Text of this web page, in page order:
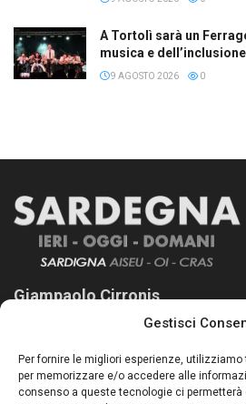
Gestisci
Per fornire le migliori esperienze,
per memorizzare e/o accedere alle
consenso a queste tecnologie ci permetterà
A Tortolì sarà un
musica e dell’inclusione
9 AGOSTO 2026 0
Giampaolo Cirronis
Sardegna Ieri-Oggi-Domani nasce per
lettori su quanto accade in Sardegna,
nostro passato e, soprattutto, al nostro